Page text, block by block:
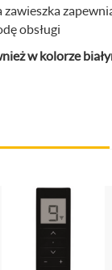
zawieszka
obsługi
w kolorze